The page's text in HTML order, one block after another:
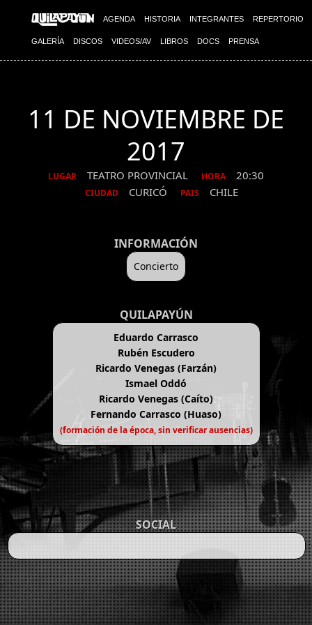
AGENDA HISTORIA INTEGRANTES REPERTORIO
GALERÍA DISCOS VIDEOS/AV LIBROS DOCS PRENSA
11 DE NOVIEMBRE DE
2017
LUGAR TEATRO PROVINCIAL HORA 20:30
CIUDAD CURICÓ PAIS CHILE
INFORMACIÓN
Concierto
QUILAPAYÚN
Eduardo Carrasco
Rubén Escudero
Ricardo Venegas (Farzán)
Ismael Oddó
Ricardo Venegas (Caíto)
Fernando Carrasco (Huaso)
(formación de la época, sin verificar ausencias)
SOCIAL